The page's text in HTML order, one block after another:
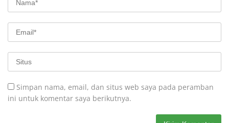
Simpan nama, email, dan situs web saya pada peramban
ini untuk komentar saya berikutnya.